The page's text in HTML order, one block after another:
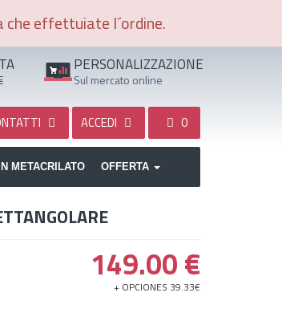
che effettuiate l´ordine.
PERSONALIZZAZIONE
Sul mercato online
ACCEDI 0
METACRILATO OFFERTA
149.00€
+ OPCIONES 39.33€